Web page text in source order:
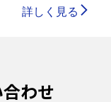
詳しく見る
わせ